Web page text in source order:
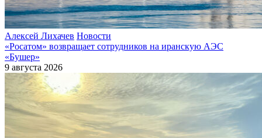
Алексей Лихачев Новости
«Росатом» возвращает сотрудников на иранскую АЭС
«Бушер»
9 августа 2026